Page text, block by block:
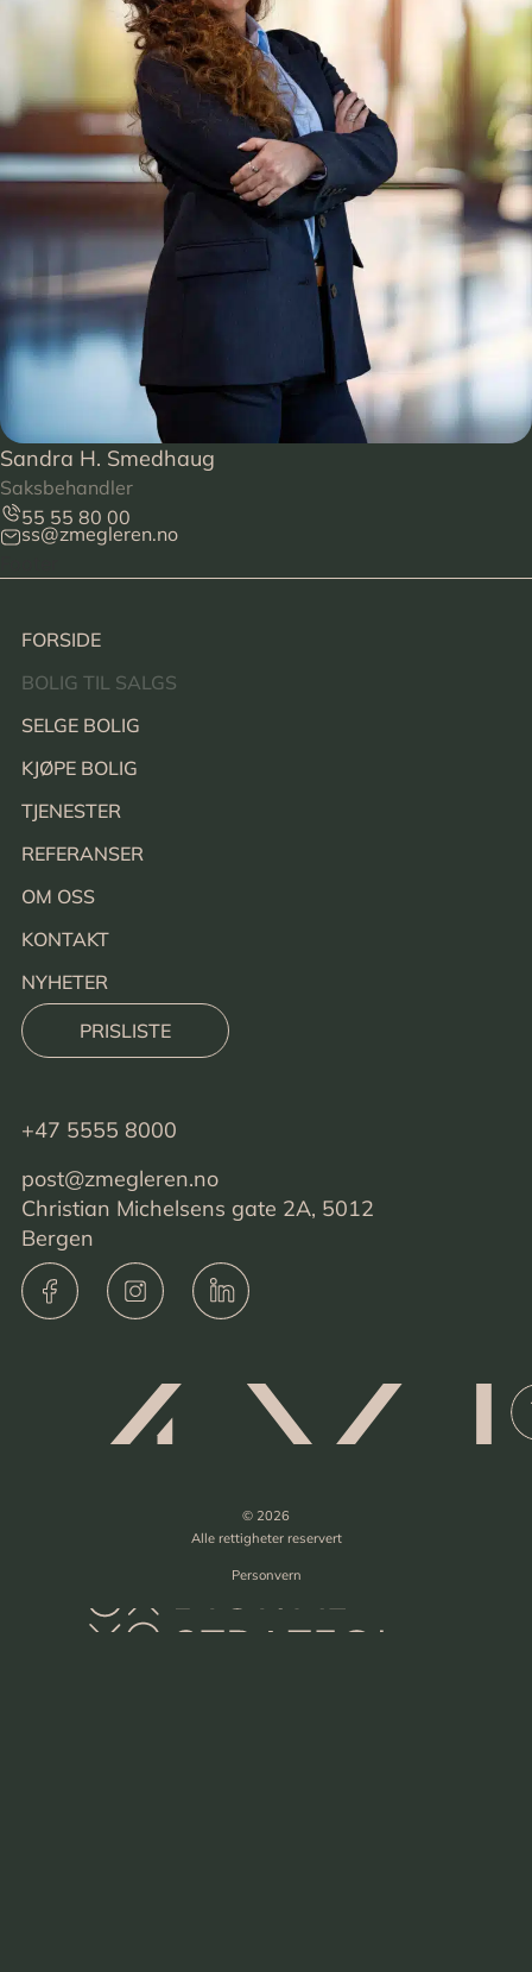
Sandra H. Smedhaug
Saksbehandler
55 55 80 00
ss@zmegleren.no
FORSIDE
BOLIG TIL SALGS
SELGE BOLIG
KJØPE BOLIG
TJENESTER
REFERANSER
OM OSS
KONTAKT
NYHETER
PRISLISTE
+47 5555 8000
post@zmegleren.no
Christian Michelsens gate 2A, 5012
Bergen
© 2026
Alle rettigheter reservert
Personvern